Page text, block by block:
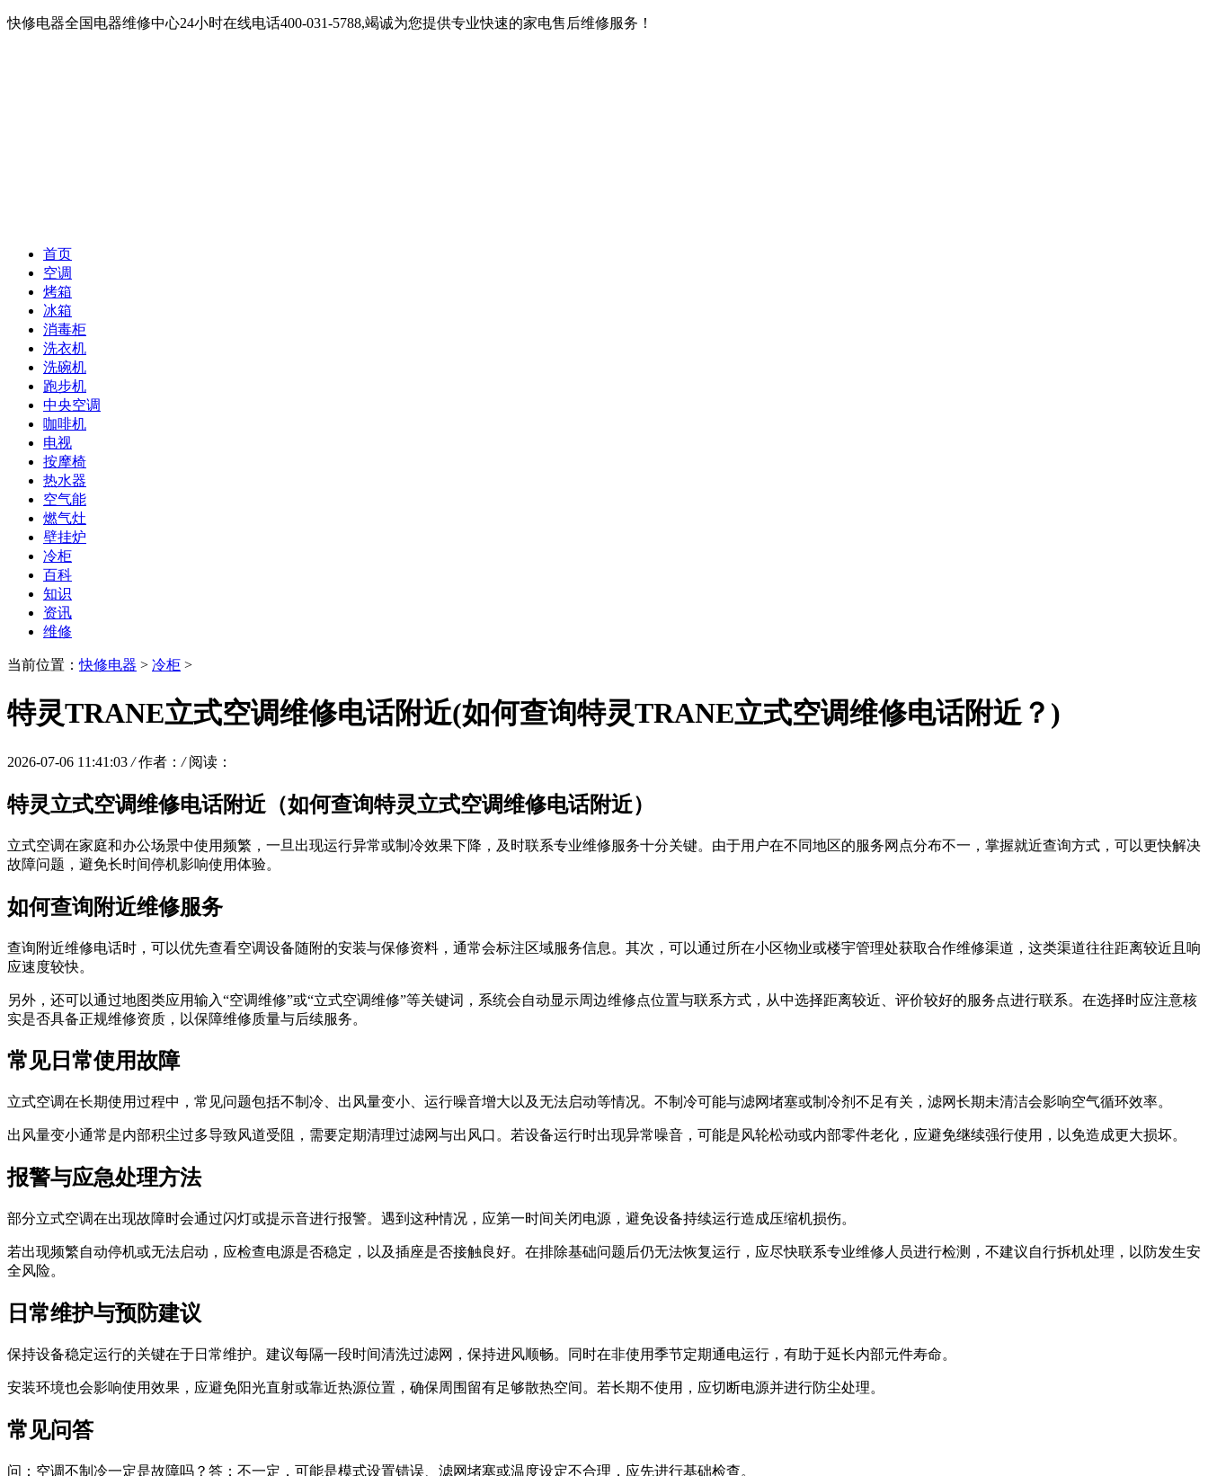
快修电器全国电器维修中心24小时在线电话400-031-5788,竭诚为您提供专业快速的家电售后维修服务！
首页
空调
烤箱
冰箱
消毒柜
洗衣机
洗碗机
跑步机
中央空调
咖啡机
电视
按摩椅
热水器
空气能
燃气灶
壁挂炉
冷柜
百科
知识
资讯
维修
当前位置：快修电器 > 冷柜 >
特灵TRANE立式空调维修电话附近(如何查询特灵TRANE立式空调维修电话附近？)
2026-07-06 11:41:03 / 作者： / 阅读：
特灵立式空调维修电话附近（如何查询特灵立式空调维修电话附近）
立式空调在家庭和办公场景中使用频繁，一旦出现运行异常或制冷效果下降，及时联系专业维修服务十分关键。由于用户在不同地区的服务网点分布不一，掌握就近查询方式，可以更快解决
故障问题，避免长时间停机影响使用体验。
如何查询附近维修服务
查询附近维修电话时，可以优先查看空调设备随附的安装与保修资料，通常会标注区域服务信息。其次，可以通过所在小区物业或楼宇管理处获取合作维修渠道，这类渠道往往距离较近且响
应速度较快。
另外，还可以通过地图类应用输入“空调维修”或“立式空调维修”等关键词，系统会自动显示周边维修点位置与联系方式，从中选择距离较近、评价较好的服务点进行联系。在选择时应注意核
实是否具备正规维修资质，以保障维修质量与后续服务。
常见日常使用故障
立式空调在长期使用过程中，常见问题包括不制冷、出风量变小、运行噪音增大以及无法启动等情况。不制冷可能与滤网堵塞或制冷剂不足有关，滤网长期未清洁会影响空气循环效率。
出风量变小通常是内部积尘过多导致风道受阻，需要定期清理过滤网与出风口。若设备运行时出现异常噪音，可能是风轮松动或内部零件老化，应避免继续强行使用，以免造成更大损坏。
报警与应急处理方法
部分立式空调在出现故障时会通过闪灯或提示音进行报警。遇到这种情况，应第一时间关闭电源，避免设备持续运行造成压缩机损伤。
若出现频繁自动停机或无法启动，应检查电源是否稳定，以及插座是否接触良好。在排除基础问题后仍无法恢复运行，应尽快联系专业维修人员进行检测，不建议自行拆机处理，以防发生安
全风险。
日常维护与预防建议
保持设备稳定运行的关键在于日常维护。建议每隔一段时间清洗过滤网，保持进风顺畅。同时在非使用季节定期通电运行，有助于延长内部元件寿命。
安装环境也会影响使用效果，应避免阳光直射或靠近热源位置，确保周围留有足够散热空间。若长期不使用，应切断电源并进行防尘处理。
常见问答
问：空调不制冷一定是故障吗？答：不一定，可能是模式设置错误、滤网堵塞或温度设定不合理，应先进行基础检查。